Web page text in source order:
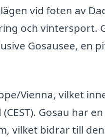
vid foten av
och vintersport.
Gosausee, en
Vienna, vilket
Gosau har
vilket bidrar till